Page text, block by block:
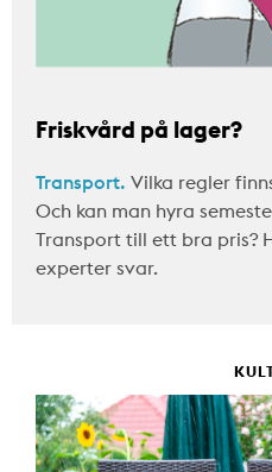
Friskvård på lager?
Transport. Vilka regler
Och kan man hyra
Transport till ett bra pris?
experter svar.